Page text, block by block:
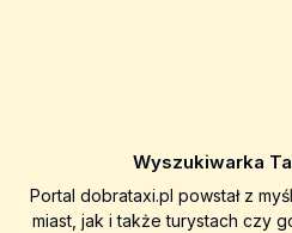
Wyszukiwarka
Portal dobrataxi.pl powstał z
miast, jak i także turystach czy